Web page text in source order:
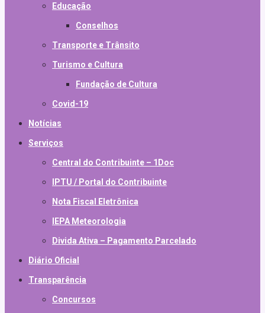
Educação
Conselhos
Transporte e Trânsito
Turismo e Cultura
Fundação de Cultura
Covid-19
Notícias
Serviços
Central do Contribuinte – 1Doc
IPTU / Portal do Contribuinte
Nota Fiscal Eletrônica
IEPA Meteorologia
Divida Ativa – Pagamento Parcelado
Diário Oficial
Transparência
Concursos